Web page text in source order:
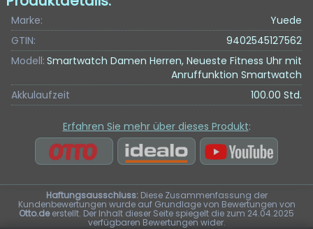
Marke:
Yuede
GTIN:
9402545127562
Modell: Smartwatch Damen Herren, Neueste Fitness Uhr mit
Anruffunktion Smartwatch
Akkulaufzeit
100.00 Std.
Erfahren Sie mehr über dieses Produkt:
Haftungsausschluss:Diese Zusammenfassung der
Kundenbewertungen wurde auf Grundlage von Bewertungen von
Otto.deerstellt. Der Inhalt dieser Seite spiegelt die zum 24.04.2025
verfügbaren Bewertungen wider.